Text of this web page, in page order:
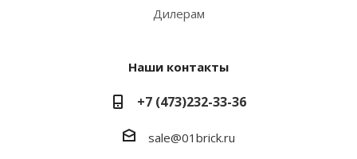
Дилерам
Наши контакты
+7 (473)232-33-36
sale@01brick.ru